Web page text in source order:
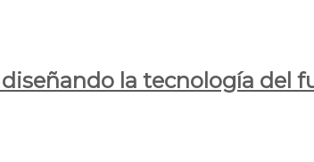
la tecnología del